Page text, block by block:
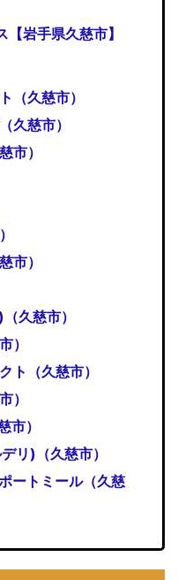
岩手県久慈市】
（久慈市）
久慈市）
市）
市）
久慈市）
）
ト（久慈市）
）
市）
リ)（久慈市）
ートミール（久慈